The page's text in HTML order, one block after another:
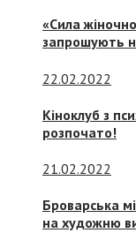
«Сила
запрошують
22.02.2022
Кіноклуб з
розпочато!
21.02.2022
Броварська
на художню